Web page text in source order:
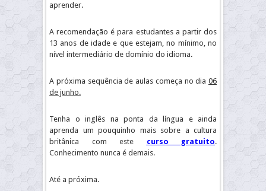
aprender.
A recomendação é para estudantes a partir dos
13 anos de idade e que estejam, no mínimo, no
nível intermediário de domínio do idioma.
A próxima sequência de aulas começa no dia 06
de junho.
Tenha o inglês na ponta da língua e ainda
aprenda um pouquinho mais sobre a cultura
britânica com este curso gratuito.
Conhecimento nunca é demais.
Até a próxima.